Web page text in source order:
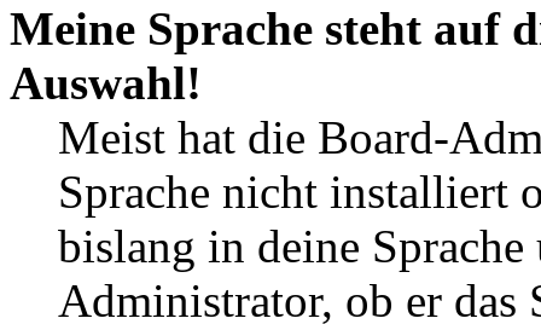
Meine Sprache steht auf
Auswahl!
Meist hat die Board-
Sprache nicht installiert
bislang in deine
Administrator, ob er das